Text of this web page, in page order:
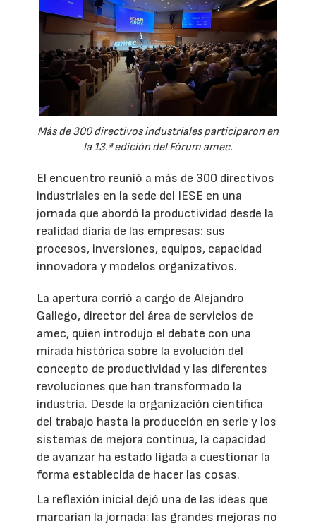
Más de 300 directivos industriales participaron en
la 13.ª edición del Fórum amec.
El encuentro reunió a más de 300 directivos
industriales en la sede del IESE en una
jornada que abordó la productividad desde la
realidad diaria de las empresas: sus
procesos, inversiones, equipos, capacidad
innovadora y modelos organizativos.
La apertura corrió a cargo de Alejandro
Gallego, director del área de servicios de
amec, quien introdujo el debate con una
mirada histórica sobre la evolución del
concepto de productividad y las diferentes
revoluciones que han transformado la
industria. Desde la organización científica
del trabajo hasta la producción en serie y los
sistemas de mejora continua, la capacidad
de avanzar ha estado ligada a cuestionar la
forma establecida de hacer las cosas.
La reflexión inicial dejó una de las ideas que
marcarían la jornada: las grandes mejoras no